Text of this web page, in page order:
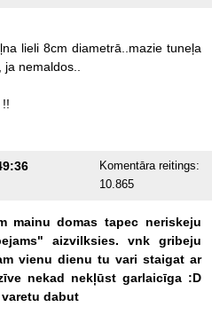
lieli 8cm diametrā..mazie tuneļa
ja nemaldos..
!!
Komentāra reitings:
10.865
mainu domas tapec neriskeju
aizvilksies. vnk
gribeju
vienu dienu tu vari staigat ar
nekad nekļūst garlaicīga :D
varetu dabut